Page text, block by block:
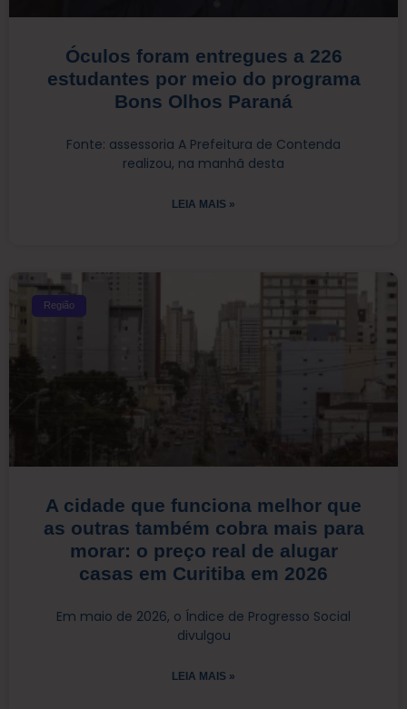
Óculos foram entregues a 226
estudantes por meio do programa
Bons Olhos Paraná
Fonte: assessoria A Prefeitura de Contenda
realizou, na manhã desta
LEIA MAIS »
Região
A cidade que funciona melhor que
as outras também cobra mais para
morar: o preço real de alugar
casas em Curitiba em 2026
Em maio de 2026, o Índice de Progresso Social
divulgou
LEIA MAIS »